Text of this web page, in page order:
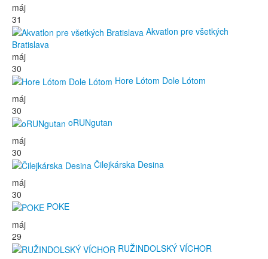
máj
31
Akvatlon pre všetkých
Bratislava
máj
30
Hore Lótom Dole Lótom
máj
30
oRUNgutan
máj
30
Čilejkárska Desina
máj
30
POKE
máj
29
RUŽINDOLSKÝ VÍCHOR